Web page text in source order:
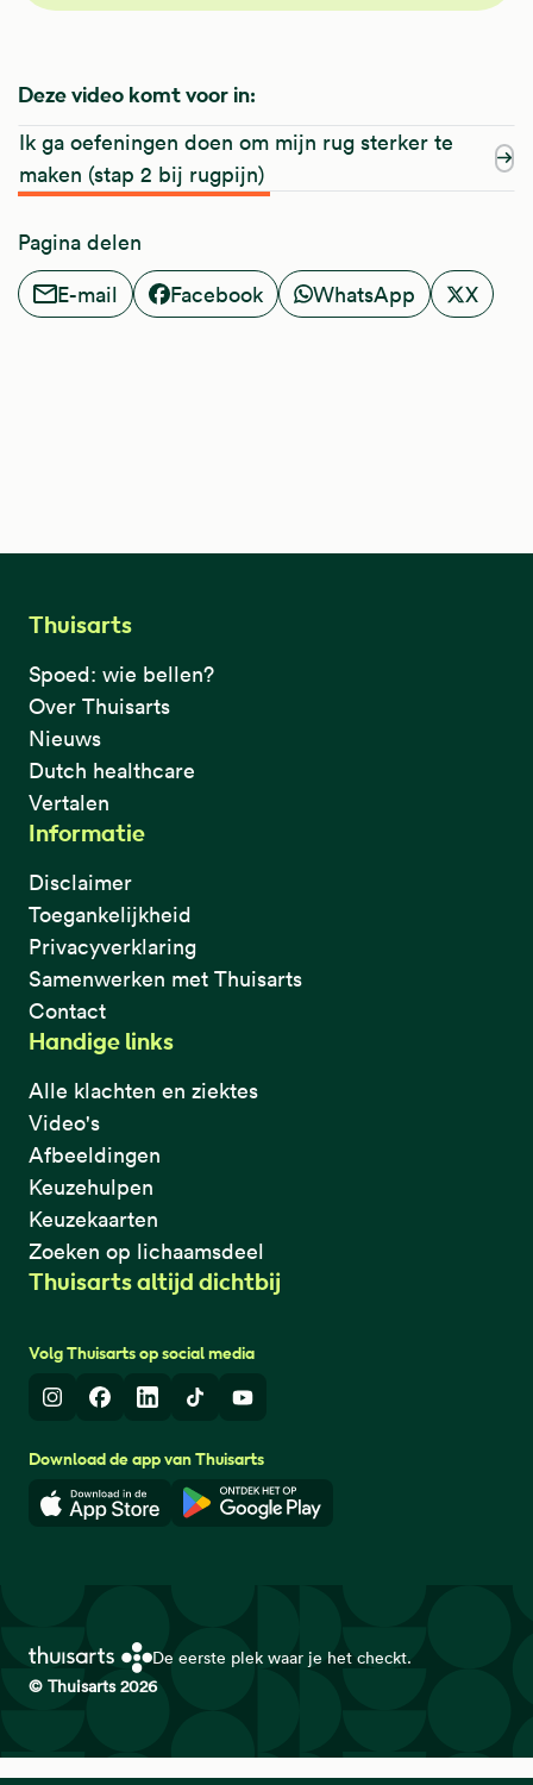
Deze video komt voor in:
Ik ga oefeningen doen om mijn rug sterker te
maken (stap 2 bij rugpijn)
Pagina delen
E-mail
Facebook WhatsApp X
Thuisarts
Spoed: wie bellen?
Over Thuisarts
Nieuws
Dutch healthcare
Vertalen
Informatie
Disclaimer
Toegankelijkheid
Privacyverklaring
Samenwerken met Thuisarts
Contact
Handige links
Alle klachten en ziektes
Video's
Afbeeldingen
Keuzehulpen
Keuzekaarten
Zoeken op lichaamsdeel
Thuisarts altijd dichtbij
Volg Thuisarts op social media
InstagramFacebook
LinkedInTikTokYoutube
Download de app van Thuisarts
Download in de App StoreDownload in de Google Play
De eerste plek waar je het checkt.
© Thuisarts 2026